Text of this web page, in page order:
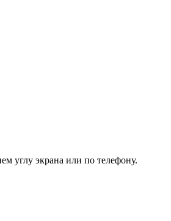
углу экрана или по телефону.